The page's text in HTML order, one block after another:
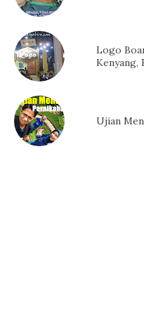
Logo
Kenyang,
Ujian